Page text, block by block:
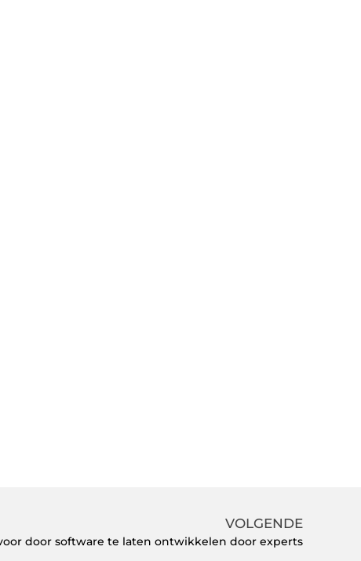
VOLGENDE
door software te laten ontwikkelen door experts